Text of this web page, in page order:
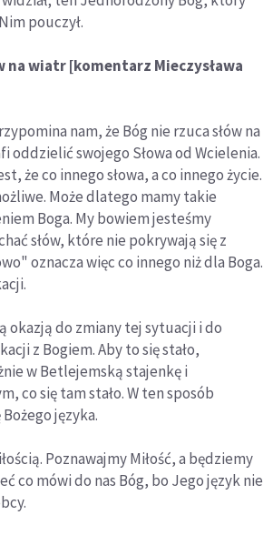
pouczył.
na wiatr [komentarz Mieczysława
nam, że Bóg nie rzuca słów na
oddzielić swojego Słowa od Wcielenia.
że co innego słowa, a co innego życie.
Może dlatego mamy takie
Boga. My bowiem jesteśmy
słów, które nie pokrywają się z
oznacza więc co innego niż dla Boga.
okazją do zmiany tej sytuacji i do
z Bogiem. Aby to się stało,
w Betlejemską stajenkę i
co się tam stało. W ten sposób
języka.
Poznawajmy Miłość, a będziemy
co mówi do nas Bóg, bo Jego język nie